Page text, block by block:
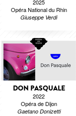
2025
Opéra National du Rhin
Giuseppe Verdi
DON PASQUALE
2022
Opéra de Dijon
Gaetano Donizetti